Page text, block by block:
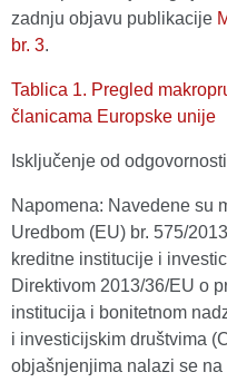
zadnju objavu publikacije
br. 3.
Tablica 1. Pregled
članicama Europske unije
Isključenje od
Napomena: Navedene su
Uredbom (EU) br. 575/
kreditne institucije i
Direktivom 2013/36/EU o
institucija i bonitetnom
i investicijskim društvima
objašnjenjima nalazi se